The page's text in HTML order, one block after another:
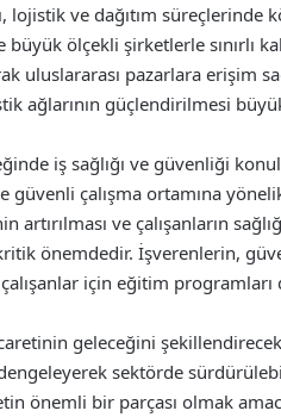
lojistik ve dağıtım
büyük ölçekli şirketlerle sınırlı
uluslararası pazarlara erişim
ağlarının güçlendirilmesi
iş sağlığı ve güvenliği
güvenli çalışma ortamına
artırılması ve çalışanların
önemdedir. İşverenlerin,
çalışanlar için eğitim
geleceğini şekillendirecek
dengeleyerek sektörde
önemli bir parçası olmak